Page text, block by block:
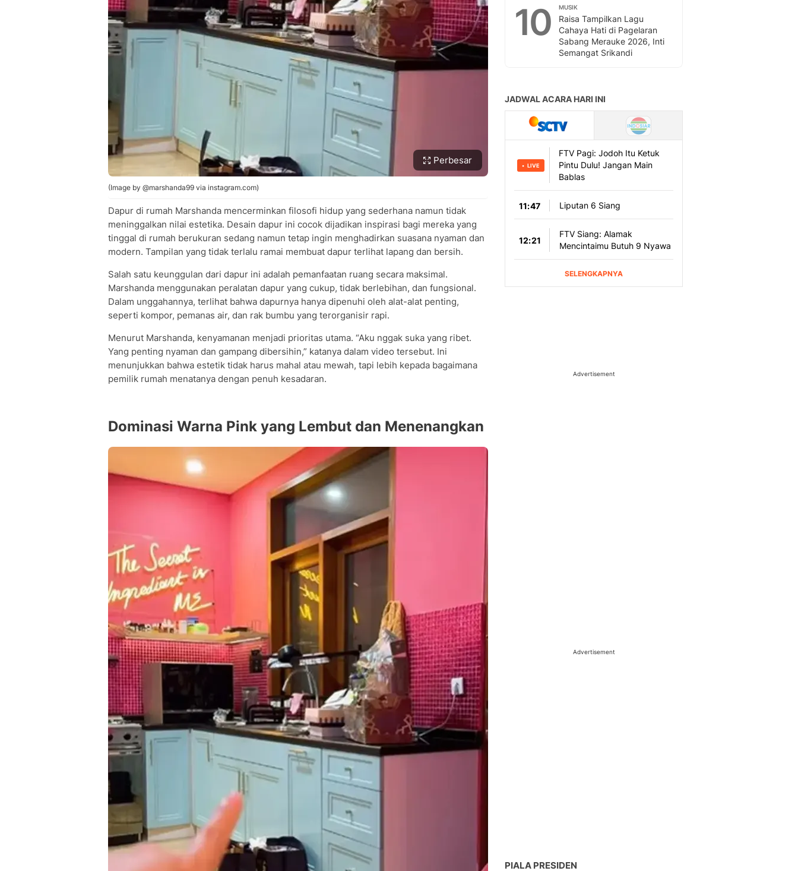
Perbesar
(Image by @marshanda99 via instagram.com)
Dapur di rumah Marshanda mencerminkan filosofi hidup yang sederhana namun tidak
meninggalkan nilai estetika. Desain dapur ini cocok dijadikan inspirasi bagi mereka yang
tinggal di rumah berukuran sedang namun tetap ingin menghadirkan suasana nyaman dan
modern. Tampilan yang tidak terlalu ramai membuat dapur terlihat lapang dan bersih.
Salah satu keunggulan dari dapur ini adalah pemanfaatan ruang secara maksimal.
Marshanda menggunakan peralatan dapur yang cukup, tidak berlebihan, dan fungsional.
Dalam unggahannya, terlihat bahwa dapurnya hanya dipenuhi oleh alat-alat penting,
seperti kompor, pemanas air, dan rak bumbu yang terorganisir rapi.
Menurut Marshanda, kenyamanan menjadi prioritas utama. “Aku nggak suka yang ribet.
Yang penting nyaman dan gampang dibersihin,” katanya dalam video tersebut. Ini
menunjukkan bahwa estetik tidak harus mahal atau mewah, tapi lebih kepada bagaimana
pemilik rumah menatanya dengan penuh kesadaran.
Dominasi Warna Pink yang Lembut dan Menenangkan
10 MUSIK
Raisa Tampilkan Lagu
Cahaya Hati di Pagelaran
Sabang Merauke 2026, Inti
Semangat Srikandi
Advertisement
Advertisement
PIALA PRESIDEN